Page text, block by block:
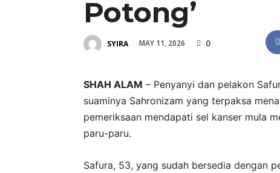
Potong’
SYIRA MAY 11, 2026 0
SHAH ALAM – Penyanyi dan pelakon
suaminya Sahronizam yang terpaksa
pemeriksaan mendapati sel kanser mula
paru-paru.
Safura, 53, yang sudah bersedia dengan